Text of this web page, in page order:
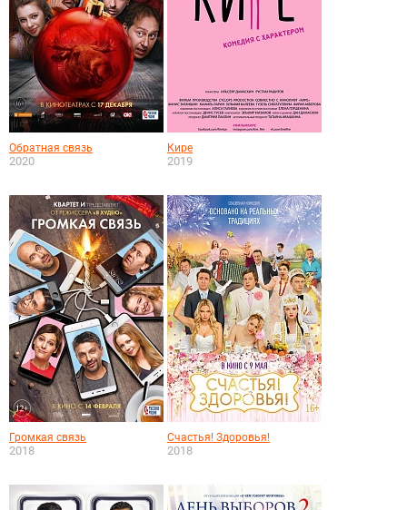
Обратная связь
2020
Кире
2019
Громкая связь
2018
Счастья! Здоровья!
2018